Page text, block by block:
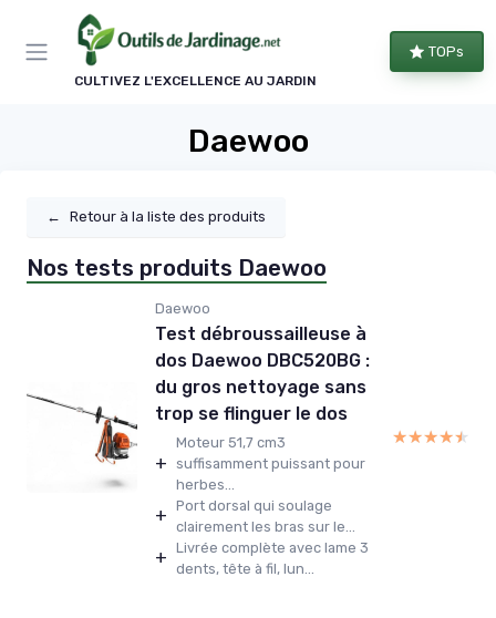
CULTIVEZ L'EXCELLENCE AU JARDIN
TOPs
Daewoo
← Retour à la liste des produits
Nos tests produits Daewoo
Daewoo
Test débroussailleuse à
dos Daewoo DBC520BG :
du gros nettoyage sans
trop se flinguer le dos
+
Moteur 51,7 cm3
suffisamment puissant pour
herbes...
+ Port dorsal qui soulage
clairement les bras sur le...
+ Livrée complète avec lame 3
dents, tête à fil, lun...
★★★★★
★★★★★
Panneau de gestion des cookies